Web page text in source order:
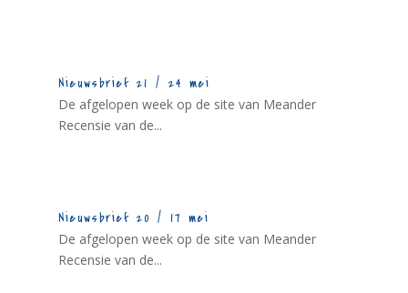
Nieuwsbrief 21 / 24 mei
De afgelopen week op de site van Meander
Recensie van de...
Nieuwsbrief 20 / 17 mei
De afgelopen week op de site van Meander
Recensie van de...